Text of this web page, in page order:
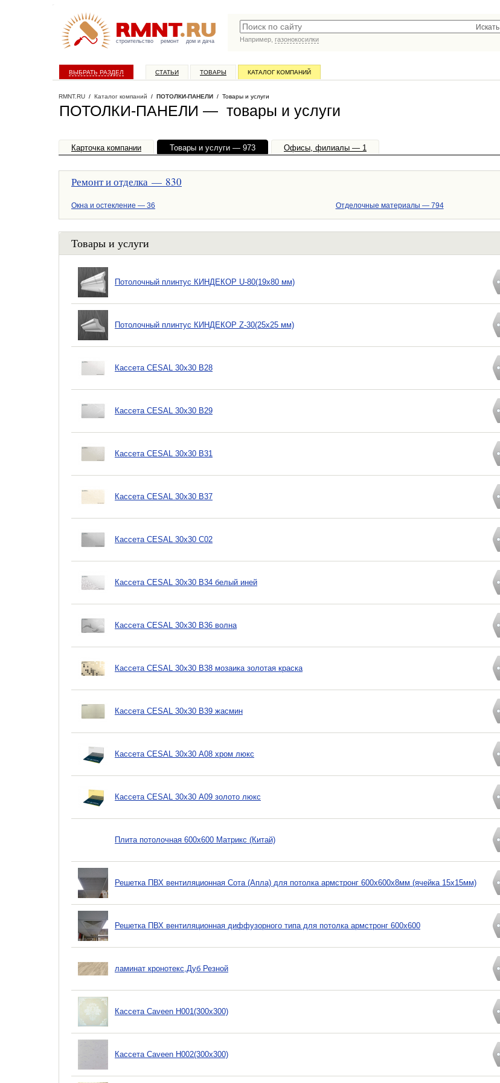
строительство ремонт дом и дача
Искать
Например, газонокосилки
ВЫБРАТЬ РАЗДЕЛ СТАТЬИ ТОВАРЫ КАТАЛОГ КОМПАНИЙ
RMNT.RU / Каталог компаний / ПОТОЛКИ-ПАНЕЛИ / Товары и услуги
ПОТОЛКИ-ПАНЕЛИ — товары и услуги
Карточка компании Товары и услуги — 973 Офисы, филиалы — 1
Ремонт и отделка — 830
Окна и остекление — 36 Отделочные материалы — 794
Товары и услуги
Потолочный плинтус КИНДЕКОР U-80(19х80 мм)
Потолочный плинтус КИНДЕКОР Z-30(25х25 мм)
Кассета CESAL 30х30 B28
Кассета CESAL 30х30 B29
Кассета CESAL 30х30 B31
Кассета CESAL 30х30 B37
Кассета CESAL 30х30 C02
Кассета CESAL 30х30 B34 белый иней
Кассета CESAL 30х30 B36 волна
Кассета CESAL 30х30 B38 мозаика золотая краска
Кассета CESAL 30х30 B39 жасмин
Кассета CESAL 30х30 A08 хром люкс
Кассета CESAL 30х30 A09 золото люкс
Плита потолочная 600х600 Матрикс (Китай)
Решетка ПВХ вентиляционная Сота (Апла) для потолка армстронг 600х600х8мм (ячейка 15х15мм)
Решетка ПВХ вентиляционная диффузорного типа для потолка армстронг 600х600
ламинат кронотекс,Дуб Резной
Кассета Caveen H001(300х300)
Кассета Caveen H002(300х300)